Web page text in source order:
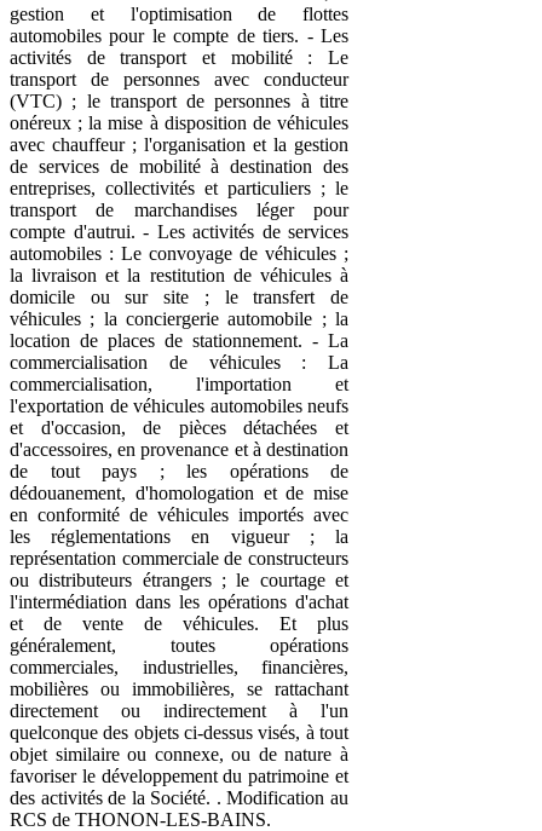
gestion et l'optimisation de flottes
automobiles pour le compte de tiers. - Les
activités de transport et mobilité : Le
transport de personnes avec conducteur
(VTC) ; le transport de personnes à titre
onéreux ; la mise à disposition de véhicules
avec chauffeur ; l'organisation et la gestion
de services de mobilité à destination des
entreprises, collectivités et particuliers ; le
transport de marchandises léger pour
compte d'autrui. - Les activités de services
automobiles : Le convoyage de véhicules ;
la livraison et la restitution de véhicules à
domicile ou sur site ; le transfert de
véhicules ; la conciergerie automobile ; la
location de places de stationnement. - La
commercialisation de véhicules : La
commercialisation, l'importation et
l'exportation de véhicules automobiles neufs
et d'occasion, de pièces détachées et
d'accessoires, en provenance et à destination
de tout pays ; les opérations de
dédouanement, d'homologation et de mise
en conformité de véhicules importés avec
les réglementations en vigueur ; la
représentation commerciale de constructeurs
ou distributeurs étrangers ; le courtage et
l'intermédiation dans les opérations d'achat
et de vente de véhicules. Et plus
généralement, toutes opérations
commerciales, industrielles, financières,
mobilières ou immobilières, se rattachant
directement ou indirectement à l'un
quelconque des objets ci-dessus visés, à tout
objet similaire ou connexe, ou de nature à
favoriser le développement du patrimoine et
des activités de la Société. . Modification au
RCS de THONON-LES-BAINS.